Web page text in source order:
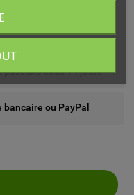
(France
possible sous 14 jours
ou PayPal